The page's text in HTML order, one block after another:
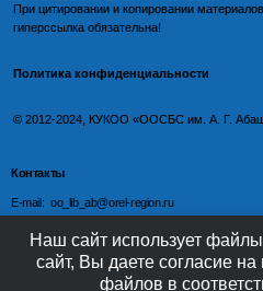
При цитировании и копировании
гиперссылка обязательна!
Политика конфиденциальности
©️ 2012-2024, КУКОО «ООСБС им. А. Г.
Контакты
E-mail: oo_lib_ab@orel-region.ru
Телефон:
(4862) 77-09-75 (директор),
Наш сайт использует
сайт, Вы даете согласие
файлов в